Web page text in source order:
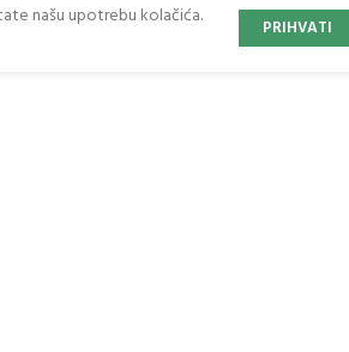
našu upotrebu kolačića. PRIHVATI